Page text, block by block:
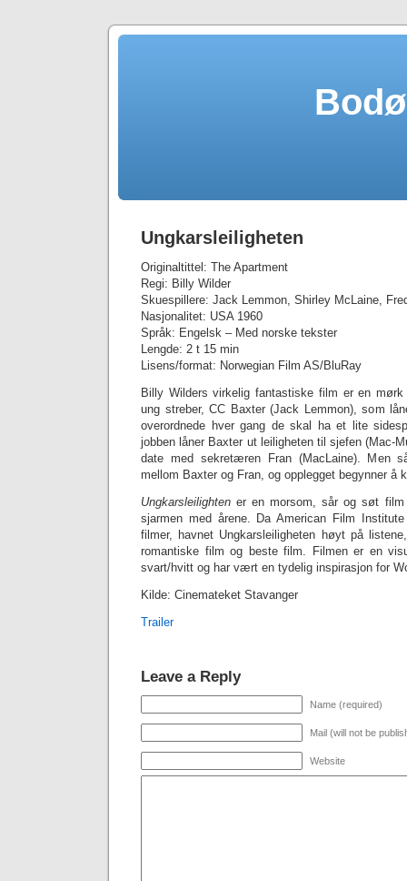
Ungkarsleiligheten
Originaltittel: The Apartment
Regi: Billy Wilder
Skuespillere: Jack Lemmon, Shirley McLaine,
Nasjonalitet: USA 1960
Språk: Engelsk – Med norske tekster
Lengde: 2 t 15 min
Lisens/format: Norwegian Film AS/BluRay
Billy Wilders virkelig fantastiske film er en
ung streber, CC Baxter (Jack Lemmon), som
overordnede hver gang de skal ha et lite
jobben låner Baxter ut leiligheten til sjefen (Mac-
date med sekretæren Fran (MacLaine). Men
mellom Baxter og Fran, og opplegget begynner å
Ungkarsleilighten er en morsom, sår og søt
sjarmen med årene. Da American Film
filmer, havnet Ungkarsleiligheten høyt på
romantiske film og beste film. Filmen er en
svart/hvitt og har vært en tydelig inspirasjon for
Kilde: Cinemateket Stavanger
Trailer
Leave a Reply
Name (required)
Mail (will not be
Website